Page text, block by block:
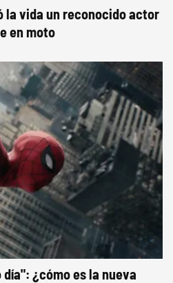
la vida un reconocido actor
en moto
¿cómo es la nueva